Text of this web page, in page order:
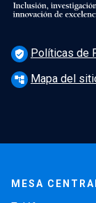
verified_user Políticas de
account_tree Mapa del
MESA